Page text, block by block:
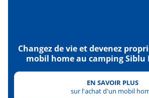
Changez de vie et devenez
mobil home au camping Siblu
EN SAVOIR PLUS
sur l'achat d'un mobil